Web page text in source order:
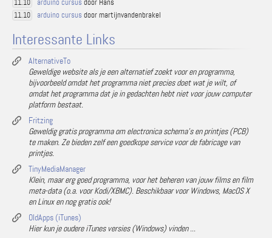
11.10 arduino cursus door Hans
11.10 arduino cursus door martijnvandenbrakel
Interessante Links
AlternativeTo
Geweldige website als je een alternatief zoekt voor en programma,
bijvoorbeeld omdat het programma niet precies doet wat je wilt, of
omdat het programma dat je in gedachten hebt niet voor jouw computer
platform bestaat.
Fritzing
Geweldig gratis programma om electronica schema's en printjes (PCB)
te maken. Ze bieden zelf een goedkope service voor de fabricage van
printjes.
TinyMediaManager
Klein, maar erg goed programma, voor het beheren van jouw films en film
meta-data (o.a. voor Kodi/XBMC). Beschikbaar voor Windows, MacOS X
en Linux en nog gratis ook!
OldApps (iTunes)
Hier kun je oudere iTunes versies (Windows) vinden ...